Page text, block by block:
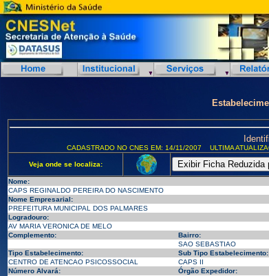
CADASTRADO NO CNES EM: 14/11/2007 ULTIMA
Veja onde se localiza:
Nome:
CAPS REGINALDO PEREIRA DO NASCIMENTO
Nome Empresarial:
PREFEITURA MUNICIPAL DOS PALMARES
Logradouro:
AV MARIA VERONICA DE MELO
Complemento:
Bairro:
SAO SEBASTIAO
Tipo Estabelecimento:
Sub Tipo Estabelecimento:
CENTRO DE ATENCAO PSICOSSOCIAL
CAPS II
Número Alvará:
Órgão Expedidor: